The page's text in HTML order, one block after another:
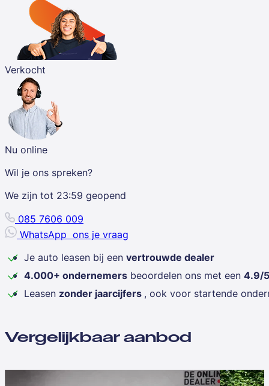
Verkocht
Nu online
Wil je ons spreken?
We zijn tot 23:59 geopend
085 7606 009
WhatsApp ons je vraag
Je auto leasen bij een vertrouwde dealer
4.000+ ondernemers beoordelen ons met een 4.9/5
Leasen zonder jaarcijfers , ook voor startende
Vergelijkbaar aanbod